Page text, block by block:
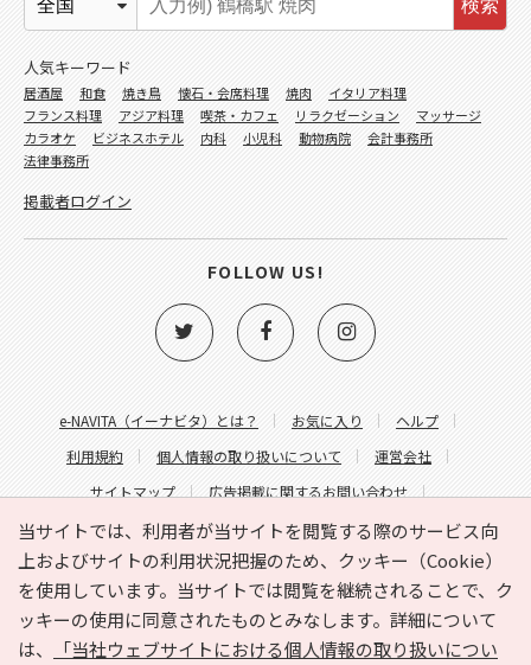
当サイトでは、利用者が当サイトを閲覧する際のサービス向
上およびサイトの利用状況把握のため、クッキー（Cookie）
を使用しています。当サイトでは閲覧を継続されることで、ク
ッキーの使用に同意されたものとみなします。詳細について
は、
「当社ウェブサイトにおける個人情報の取り扱いについ
e-NAVITA（イーナビタ）とは？ お気に入り
ヘルプ
利用規約
個人情報の取り扱いについて
運営会社
サイトマップ
広告掲載に関するお問い合わせ
サイトの内容に関するお問い合わせ
検索
人気キーワード
居酒屋 和食 焼き鳥 懐石・会席料理 焼肉
イタリア料理
フランス料理
アジア料理 喫茶・カフェ リラクゼーション
マッサージ
カラオケ
ビジネスホテル 内科 小児科 動物病院
会計事務所
法律事務所
掲載者ログイン
FOLLOW US!